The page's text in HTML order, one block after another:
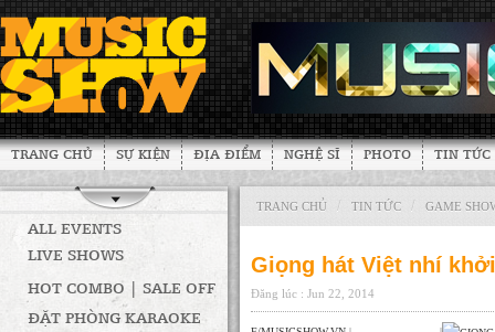
TRANG CHỦ SỰ KIỆN ĐỊA ĐIỂM NGHỆ SĨ PHOTO TIN TỨC
ALL EVENTS
LIVE SHOWS
HOT COMBO | SALE OFF
ĐẶT PHÒNG KARAOKE
TRANG CHỦ / TIN TỨC / GAME
Giọng hát Việt nhí
Đăng lúc : Jun 22, 2014